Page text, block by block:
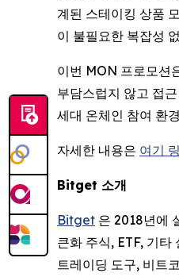
계된 스테이킹 상품
이 불필요한 복잡성
이번 MON 프로모션
부담스럽지 않고 접
세대 온체인 참여 환
자세한 내용은 여기
Bitget 소개
Bitget 은 2018년에
큰화 주식, ETF, 기타
트레이딩 도구, 비트